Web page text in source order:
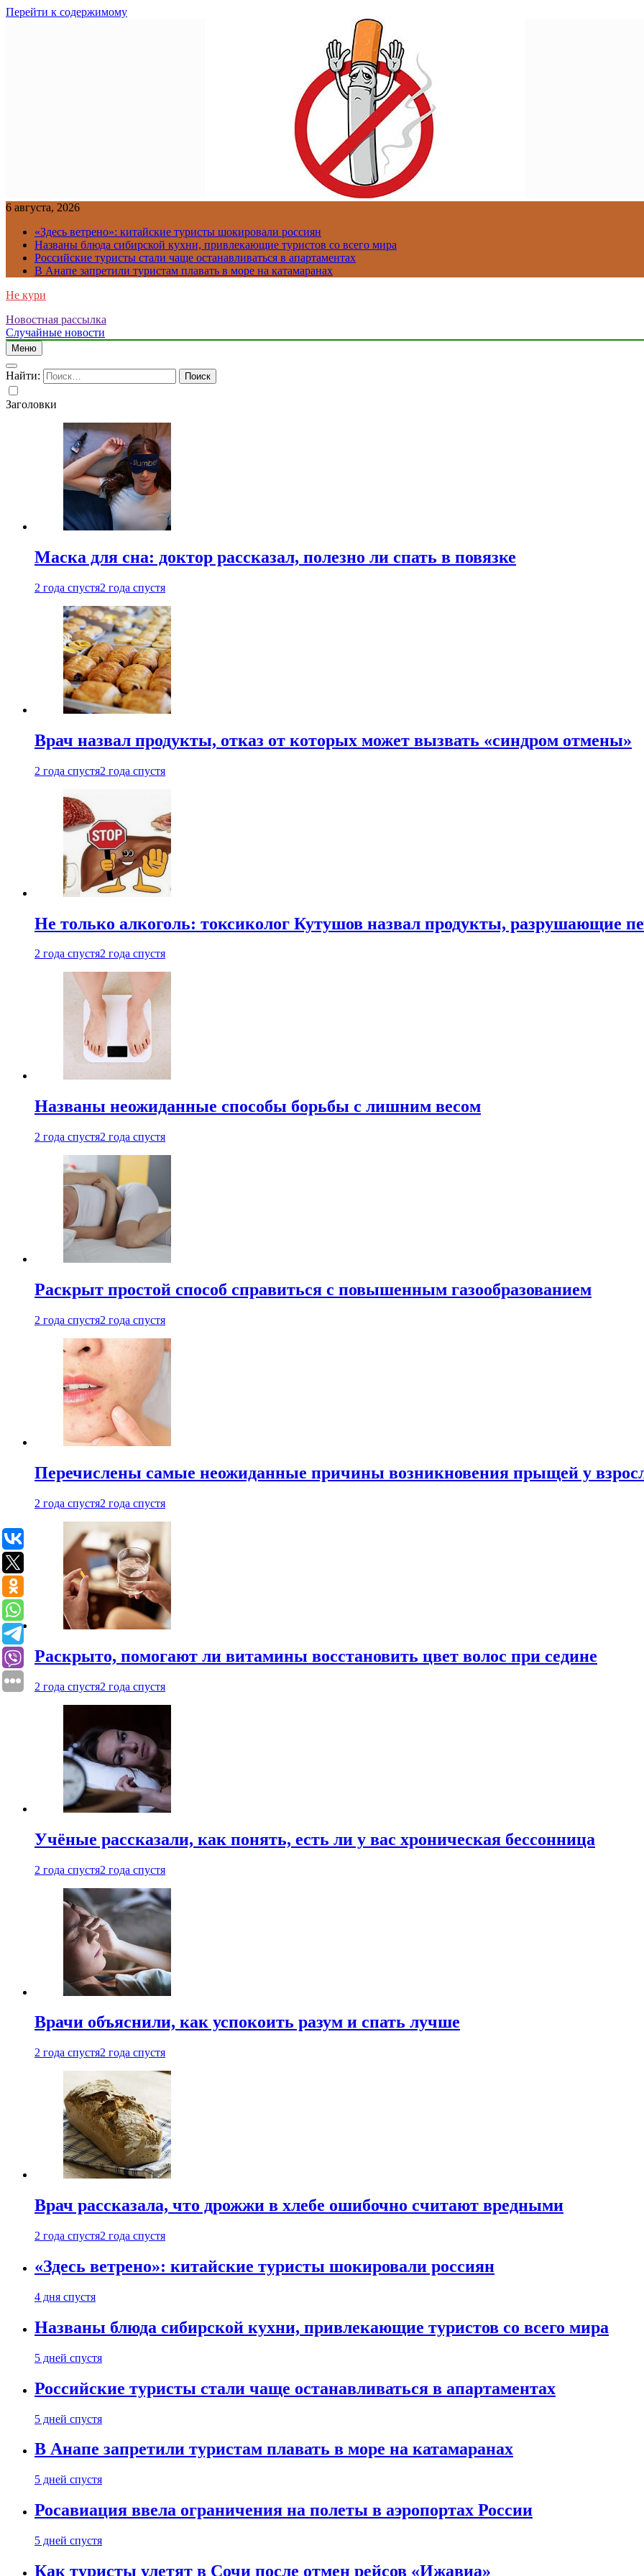
Перейти к содержимому
6 августа, 2026
«Здесь ветрено»: китайские туристы шокировали россиян
Названы блюда сибирской кухни, привлекающие туристов со всего мира
Российские туристы стали чаще останавливаться в апартаментах
В Анапе запретили туристам плавать в море на катамаранах
Не кури
Новостная рассылка
Случайные новости
Меню
Найти:
Заголовки
Маска для сна: доктор рассказал, полезно ли спать в повязке
2 года спустя2 года спустя
Врач назвал продукты, отказ от которых может вызвать «синдром отмены»
2 года спустя2 года спустя
Не только алкоголь: токсиколог Кутушов назвал продукты, разрушающие
2 года спустя2 года спустя
Названы неожиданные способы борьбы с лишним весом
2 года спустя2 года спустя
Раскрыт простой способ справиться с повышенным газообразованием
2 года спустя2 года спустя
Перечислены самые неожиданные причины возникновения прыщей у
2 года спустя2 года спустя
Раскрыто, помогают ли витамины восстановить цвет волос при седине
2 года спустя2 года спустя
Учёные рассказали, как понять, есть ли у вас хроническая бессонница
2 года спустя2 года спустя
Врачи объяснили, как успокоить разум и спать лучше
2 года спустя2 года спустя
Врач рассказала, что дрожжи в хлебе ошибочно считают вредными
2 года спустя2 года спустя
«Здесь ветрено»: китайские туристы шокировали россиян
4 дня спустя
Названы блюда сибирской кухни, привлекающие туристов со всего мира
5 дней спустя
Российские туристы стали чаще останавливаться в апартаментах
5 дней спустя
В Анапе запретили туристам плавать в море на катамаранах
5 дней спустя
Росавиация ввела ограничения на полеты в аэропортах России
5 дней спустя
Как туристы улетят в Сочи после отмен рейсов «Ижавиа»